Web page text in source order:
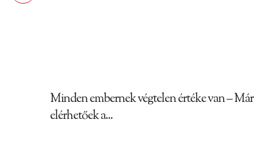
Minden embernek végtelen értéke van – Már
elérhetőek a...